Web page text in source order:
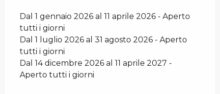
Dal 1 gennaio 2026 al 11 aprile 2026 - Aperto
tutti i giorni
Dal 1 luglio 2026 al 31 agosto 2026 - Aperto
tutti i giorni
Dal 14 dicembre 2026 al 11 aprile 2027 -
Aperto tutti i giorni